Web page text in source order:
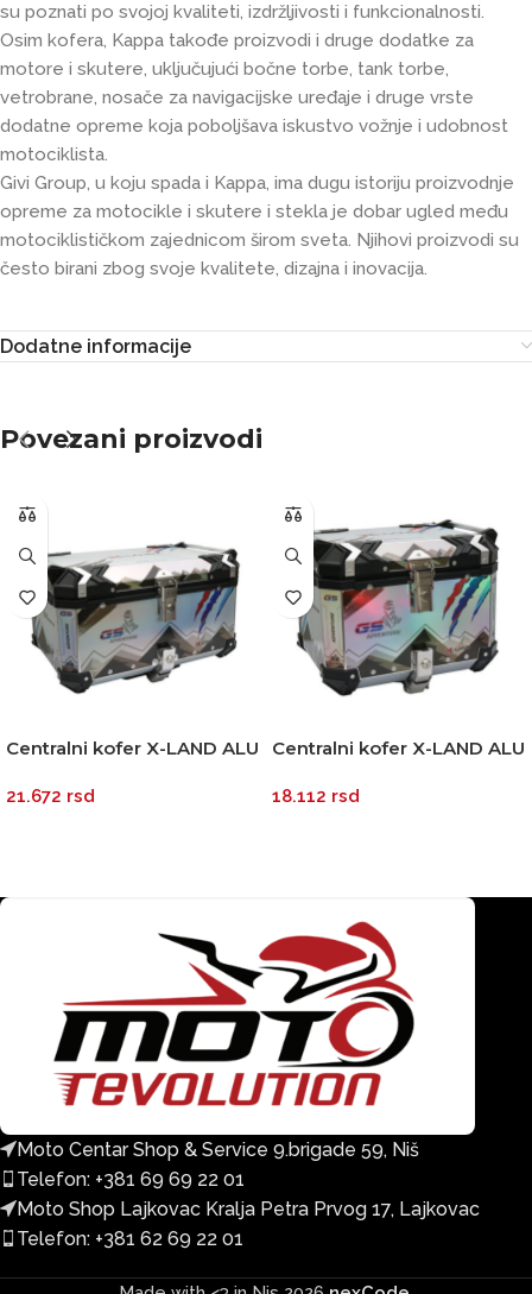
su poznati po svojoj kvaliteti, izdržljivosti i funkcionalnosti.
Osim kofera, Kappa takođe proizvodi i druge dodatke za
motore i skutere, uključujući bočne torbe, tank torbe,
vetrobrane, nosače za navigacijske uređaje i druge vrste
dodatne opreme koja poboljšava iskustvo vožnje i udobnost
motociklista.
Givi Group, u koju spada i Kappa, ima dugu istoriju proizvodnje
opreme za motocikle i skutere i stekla je dobar ugled među
motociklističkom zajednicom širom sveta. Njihovi proizvodi su
često birani zbog svoje kvalitete, dizajna i inovacija.
Dodatne informacije
Povezani proizvodi
Centralni kofer X-LAND ALU
21.672 rsd
Centralni kofer X-LAND ALU
18.112 rsd
Moto Centar Shop & Service 9.brigade 59, Niš
Telefon: +381 69 69 22 01
Moto Shop Lajkovac Kralja Petra Prvog 17, Lajkovac
Telefon: +381 62 69 22 01